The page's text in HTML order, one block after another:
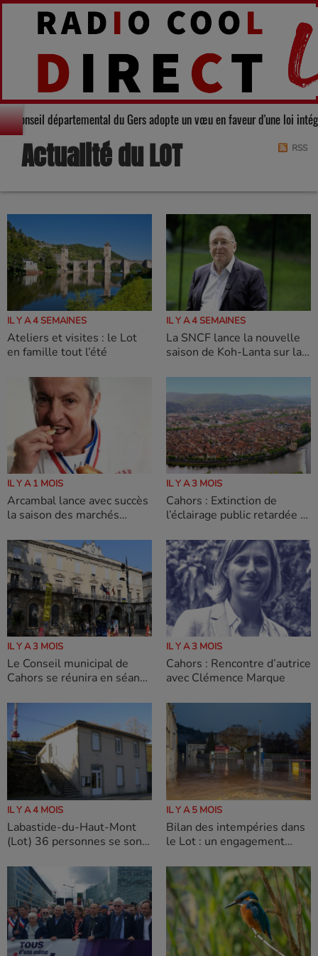
Solidarité : Le Conseil départemental du Gers adopte un vœu en
Actualité du LOT RSS
IL Y A 4 SEMAINES
Ateliers et visites : le Lot
en famille tout l’été
IL Y A 4 SEMAINES
La SNCF lance la nouvelle
saison de Koh-Lanta sur la
pour un Cahors-Paris !
IL Y A 1 MOIS
Arcambal lance avec succès
la saison des marchés
IL Y A 3 MOIS
Cahors : Extinction de
l’éclairage public retardée à
IL Y A 3 MOIS
Le Conseil municipal de
Cahors se réunira en séance
2026 à 19h, à l’Hôtel de
Ville, salle Henri-Martin.
IL Y A 3 MOIS
Cahors : Rencontre d’autrice
avec Clémence Marque
IL Y A 4 MOIS
Labastide-du-Haut-Mont
(Lot) 36 personnes se sont
IL Y A 5 MOIS
Bilan des intempéries dans
le Lot : un engagement
publics départementaux
pour rétablir la circulation